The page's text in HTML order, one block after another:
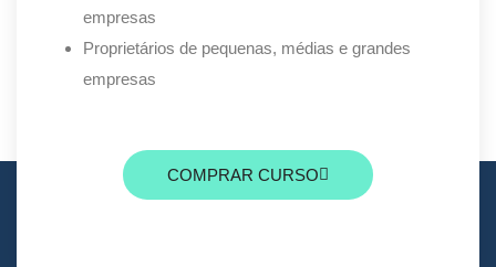
empresas
Proprietários de pequenas, médias e grandes
empresas
COMPRAR CURSO